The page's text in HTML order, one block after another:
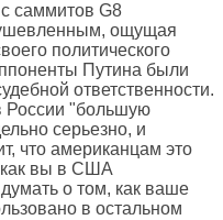
саммитов G8
ощущая
политического
Путина были
ответственности.
России "большую
серьезно, и
что американцам это
как вы в США
о том, как ваше
в остальном